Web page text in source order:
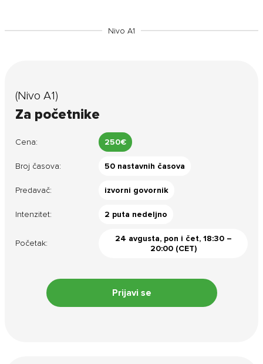
Nivo A1
(Nivo A1)
Za početnike
Cena: 250€
Broj časova: 50 nastavnih časova
Predavač: izvorni govornik
Intenzitet: 2 puta nedeljno
Početak:
24 avgusta, pon i čet, 18:30 –
20:00 (CET)
Prijavi se